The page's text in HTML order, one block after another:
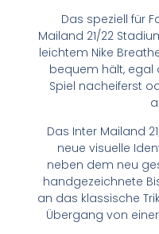
Das speziell für
Mailand 21/22
leichtem Nike
bequem hält, egal
Spiel nacheiferst
Das Inter Mailand
neue visuelle
neben dem neu
handgezeichnete
an das klassische
Übergang von